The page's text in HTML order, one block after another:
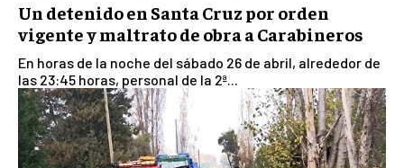
Un detenido en Santa Cruz por orden
vigente y maltrato de obra a Carabineros
En horas de la noche del sábado 26 de abril, alrededor de
las 23:45 horas, personal de la 2ª...